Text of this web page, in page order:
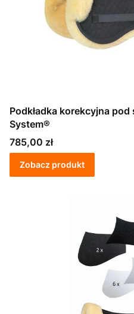
Podkładka korekcyjna
System®
Cena
785,00 zł
Zobacz produkt